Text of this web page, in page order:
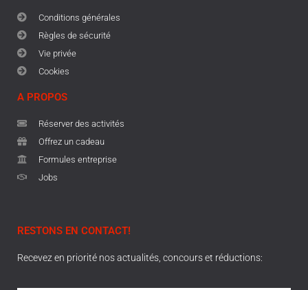
Conditions générales
Règles de sécurité
Vie privée
Cookies
A PROPOS
Réserver des activités
Offrez un cadeau
Formules entreprise
Jobs
RESTONS EN CONTACT!
Recevez en priorité nos actualités, concours et réductions: